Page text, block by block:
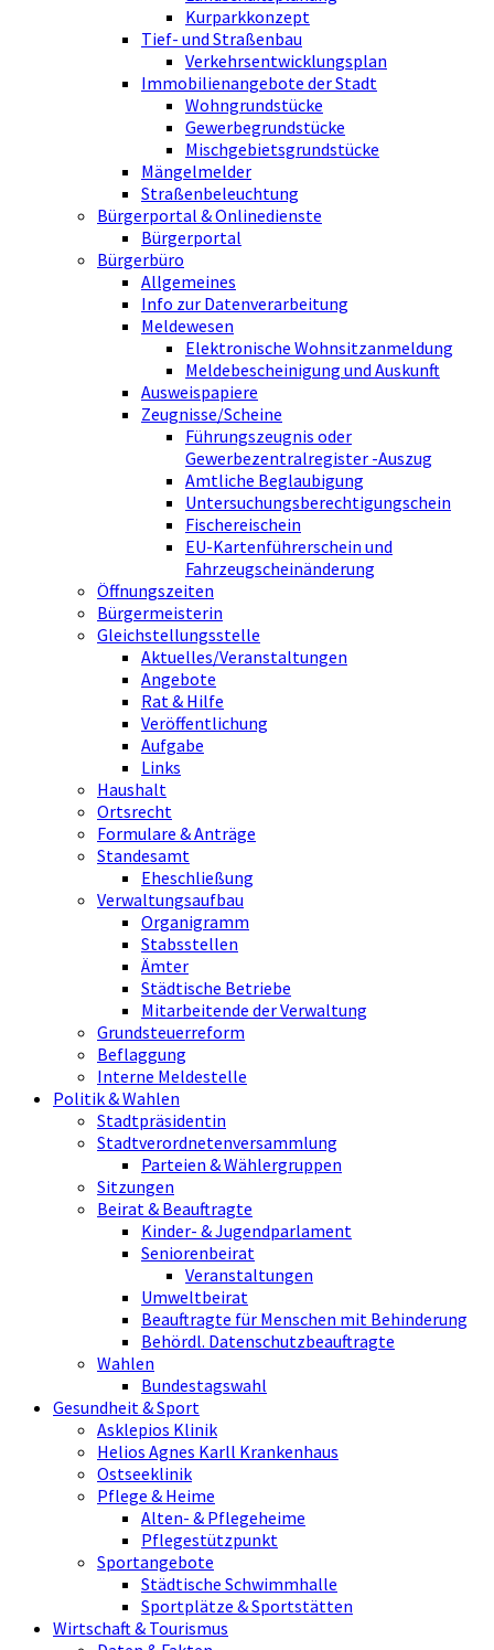
Kurparkkonzept
Tief- und Straßenbau
Verkehrsentwicklungsplan
Immobilienangebote der Stadt
Wohngrundstücke
Gewerbegrundstücke
Mischgebietsgrundstücke
Mängelmelder
Straßenbeleuchtung
Bürgerportal & Onlinedienste
Bürgerportal
Bürgerbüro
Allgemeines
Info zur Datenverarbeitung
Meldewesen
Elektronische Wohnsitzanmeldung
Meldebescheinigung und Auskunft
Ausweispapiere
Zeugnisse/Scheine
Führungszeugnis oder
Gewerbezentralregister -Auszug
Amtliche Beglaubigung
Untersuchungsberechtigungschein
Fischereischein
EU-Kartenführerschein und
Fahrzeugscheinänderung
Öffnungszeiten
Bürgermeisterin
Gleichstellungsstelle
Aktuelles/Veranstaltungen
Angebote
Rat & Hilfe
Veröffentlichung
Aufgabe
Links
Haushalt
Ortsrecht
Formulare & Anträge
Standesamt
Eheschließung
Verwaltungsaufbau
Organigramm
Stabsstellen
Ämter
Städtische Betriebe
Mitarbeitende der Verwaltung
Grundsteuerreform
Beflaggung
Interne Meldestelle
Politik & Wahlen
Stadtpräsidentin
Stadtverordnetenversammlung
Parteien & Wählergruppen
Sitzungen
Beirat & Beauftragte
Kinder- & Jugendparlament
Seniorenbeirat
Veranstaltungen
Umweltbeirat
Beauftragte für Menschen mit Behinderung
Behördl. Datenschutzbeauftragte
Wahlen
Bundestagswahl
Gesundheit & Sport
Asklepios Klinik
Helios Agnes Karll Krankenhaus
Ostseeklinik
Pflege & Heime
Alten- & Pflegeheime
Pflegestützpunkt
Sportangebote
Städtische Schwimmhalle
Sportplätze & Sportstätten
Wirtschaft & Tourismus